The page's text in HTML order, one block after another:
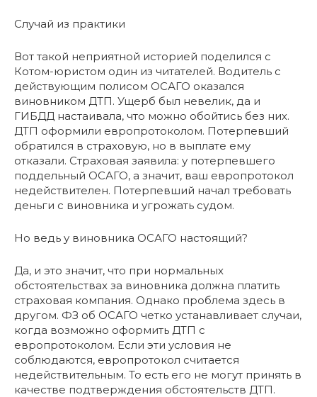
Случай из практики
Вот такой неприятной историей поделился с
Котом-юристом один из читателей. Водитель с
действующим полисом ОСАГО оказался
виновником ДТП. Ущерб был невелик, да и
ГИБДД настаивала, что можно обойтись без них.
ДТП оформили европротоколом. Потерпевший
обратился в страховую, но в выплате ему
отказали. Страховая заявила: у потерпевшего
поддельный ОСАГО, а значит, ваш европротокол
недействителен. Потерпевший начал требовать
деньги с виновника и угрожать судом.
Но ведь у виновника ОСАГО настоящий?
Да, и это значит, что при нормальных
обстоятельствах за виновника должна платить
страховая компания. Однако проблема здесь в
другом. ФЗ об ОСАГО четко устанавливает случаи,
когда возможно оформить ДТП с
европротоколом. Если эти условия не
соблюдаются, европротокол считается
недействительным. То есть его не могут принять в
качестве подтверждения обстоятельств ДТП.